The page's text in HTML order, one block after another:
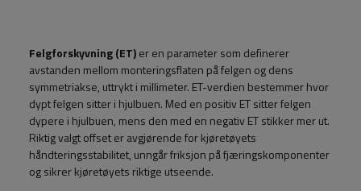
Felgforskyvning (ET)er en parameter som definerer
avstanden mellom monteringsflaten på felgen og dens
symmetriakse, uttrykt i millimeter. ET-verdien bestemmer hvor
dypt felgen sitter i hjulbuen. Med en positiv ET sitter felgen
dypere i hjulbuen, mens den med en negativ ET stikker mer ut.
Riktig valgt offset er avgjørende for kjøretøyets
håndteringsstabilitet, unngår friksjon på fjæringskomponenter
og sikrer kjøretøyets riktige utseende.